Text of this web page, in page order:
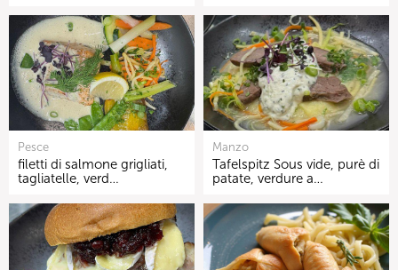
Pesce
filetti di salmone grigliati,
tagliatelle, verd…
Manzo
Tafelspitz Sous vide, purè di
patate, verdure a…